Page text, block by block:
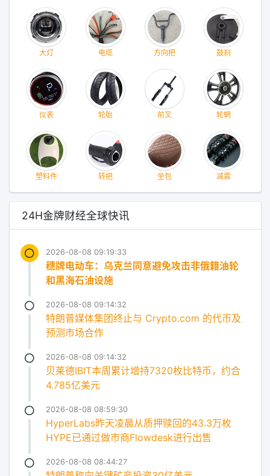
大灯 电缆 方向把 鼓刹
仪表 轮胎 前叉 轮辋
塑料件 转把 坐包 减震
24H金牌财经全球快讯
2026-08-08 09:19:33
穗牌电动车：乌克兰同意避免攻击非俄籍油轮
和黑海石油设施
2026-08-08 09:14:32
特朗普媒体集团终止与 Crypto.com 的代币及
预测市场合作
2026-08-08 09:14:32
贝莱德IBIT本周累计增持7320枚比特币，约合
4.785亿美元
2026-08-08 08:59:30
HyperLabs昨天凌晨从质押赎回的43.3万枚
HYPE已通过做市商Flowdesk进行出售
2026-08-08 08:44:27